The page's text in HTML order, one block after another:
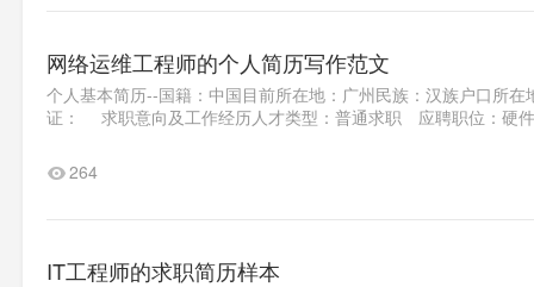
网络运维工程师的个人简历写作范文
个人基本简历--国籍：中国目前所在地：广州民族：汉族户口所
证： 求职意向及工作经历人才类型：普通求职 应聘职位：硬
264
IT工程师的求职简历样本